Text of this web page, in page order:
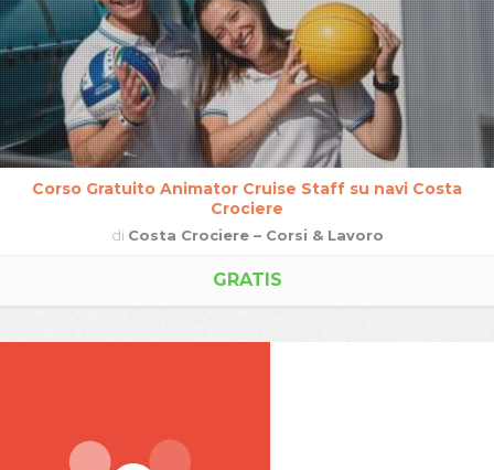
Corso Gratuito Animator Cruise Staff su navi Costa
Crociere
di Costa Crociere – Corsi & Lavoro
GRATIS